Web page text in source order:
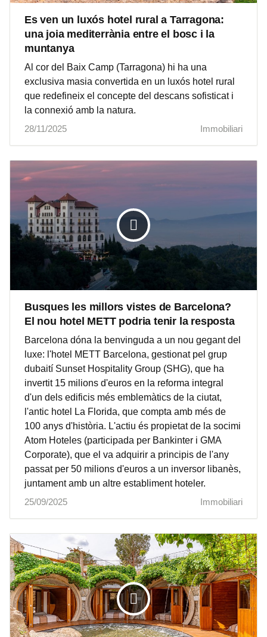
Es ven un luxós hotel rural a Tarragona:
una joia mediterrània entre el bosc i la
muntanya
Al cor del Baix Camp (Tarragona) hi ha una
exclusiva masia convertida en un luxós hotel rural
que redefineix el concepte del descans sofisticat i
la connexió amb la natura.
28/11/2025
Immobiliari
Busques les millors vistes de Barcelona?
El nou hotel METT podria tenir la resposta
Barcelona dóna la benvinguda a un nou gegant del
luxe: l'hotel METT Barcelona, gestionat pel grup
dubaití Sunset Hospitality Group (SHG), que ha
invertit 15 milions d'euros en la reforma integral
d'un dels edificis més emblemàtics de la ciutat,
l'antic hotel La Florida, que compta amb més de
100 anys d'història. L'actiu és propietat de la socimi
Atom Hoteles (participada per Bankinter i GMA
Corporate), que el va adquirir a principis de l'any
passat per 50 milions d'euros a un inversor libanès,
juntament amb un altre establiment hoteler.
25/09/2025
Immobiliari